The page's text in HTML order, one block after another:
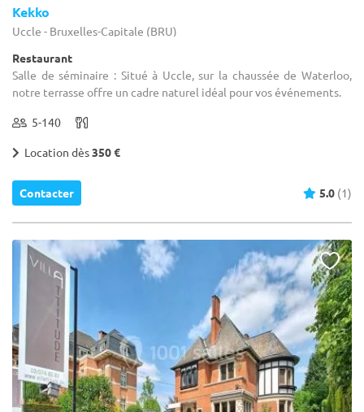
Kekko
Uccle - Bruxelles-Capitale (BRU)
Restaurant
Salle de séminaire : Situé à Uccle, sur la chaussée de Waterloo,
notre terrasse offre un cadre naturel idéal pour vos événements.
5-140
Location dès350 €
Contacter 5.0 (1)